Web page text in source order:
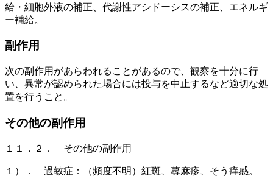
給・細胞外液の補正、代謝性アシドーシスの補正、エネルギ
ー補給。
副作用
次の副作用があらわれることがあるので、観察を十分に行
い、異常が認められた場合には投与を中止するなど適切な処
置を行うこと。
その他の副作用
１１．２． その他の副作用
１）． 過敏症：（頻度不明）紅斑、蕁麻疹、そう痒感。